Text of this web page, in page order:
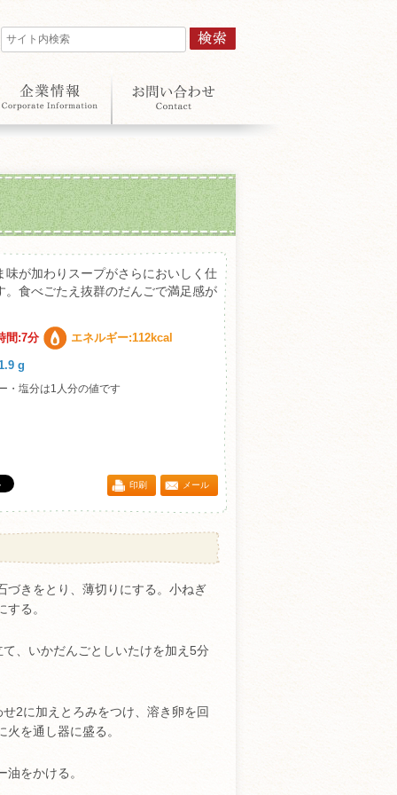
味が加わりスープがさらにおいしく仕
。食べごたえ抜群のだんごで満足感が
間:7分 エネルギー:112kcal
g
・塩分は1人分の値です
印刷 メール
づきをとり、薄切りにする。小ねぎ
する。
て、いかだんごとしいたけを加え5分
2に加えとろみをつけ、溶き卵を回
火を通し器に盛る。
油をかける。